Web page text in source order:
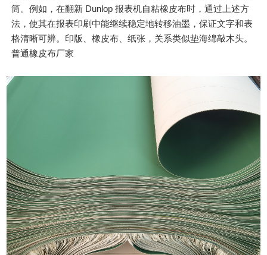
筒。例如，在翻新 Dunlop 报表机自粘橡皮布时，通过上述方
法，使其在报表印刷中能继续稳定地转移油墨，保证文字和表
格清晰可辨。印版、橡皮布、纸张，关系类似垫海绵敲木头。
普通橡皮布厂家